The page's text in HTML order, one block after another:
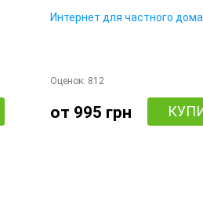
Интернет для частного
Оценок: 812
от 995 грн